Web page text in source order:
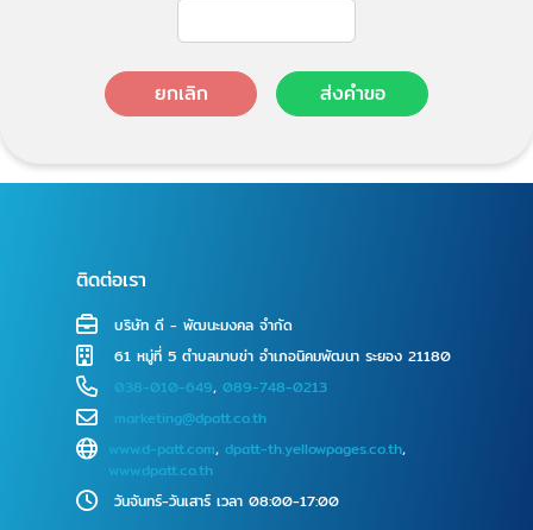
ยกเลิก ส่งคำขอ
ติดต่อเรา
บริษัท ดี - พัฒนะมงคล จำกัด
61 หมู่ที่ 5 ตำบลมาบข่า อำเภอนิคมพัฒนา ระยอง 21180
038-010-649, 089-748-0213
marketing@dpatt.co.th
www.d-patt.com,dpatt-th.yellowpages.co.th,
www.dpatt.co.th
วันจันทร์-วันเสาร์ เวลา 08:00-17:00